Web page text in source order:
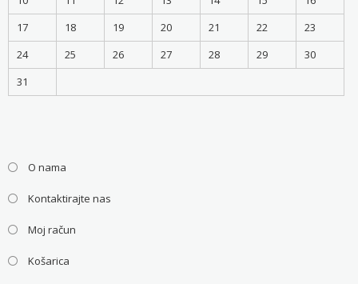
17
18 19 20 21 22
23
24
25 26 27 28 29
30
31
O nama
Kontaktirajte nas
Moj račun
Košarica